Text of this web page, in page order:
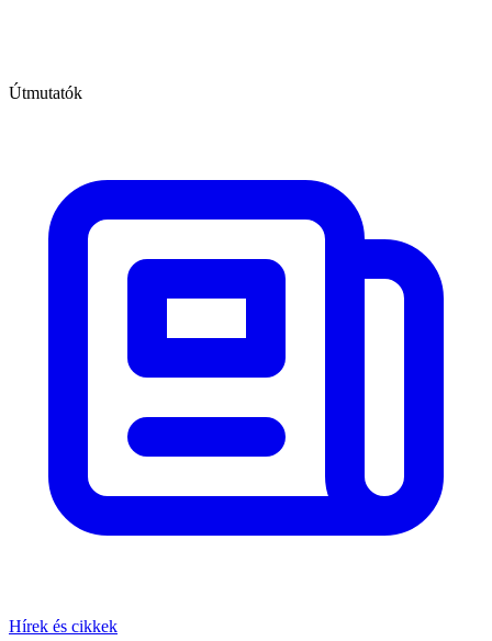
Útmutatók
Hírek és cikkek